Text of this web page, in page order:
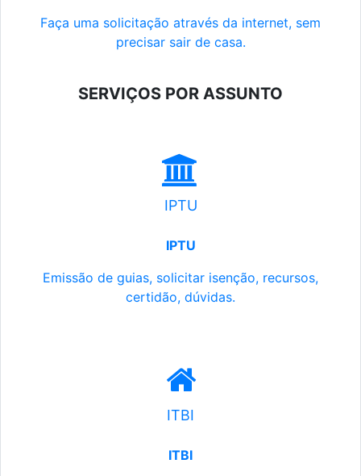
Faça uma solicitação através da internet, sem
precisar sair de casa.
SERVIÇOS POR ASSUNTO
IPTU
IPTU
Emissão de guias, solicitar isenção, recursos,
certidão, dúvidas.
ITBI
ITBI